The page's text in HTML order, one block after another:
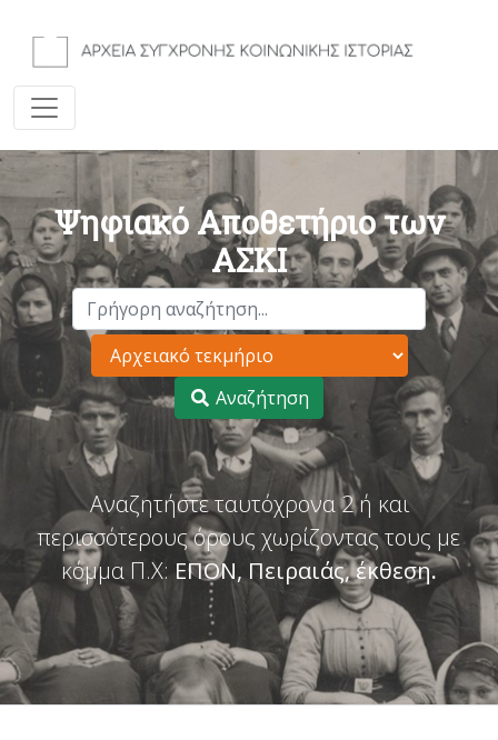
Ψηφιακό Αποθετήριο των
ΑΣΚΙ
Αναζήτηση
Αναζητήστε ταυτόχρονα 2 ή και
περισσότερους όρους χωρίζοντας τους με
κόμμα Π.Χ: ΕΠΟΝ, Πειραιάς, έκθεση.